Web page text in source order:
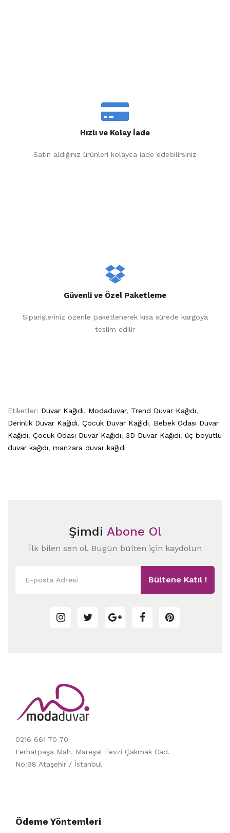
Hızlı ve Kolay İade
Satın aldığınız ürünleri kolayca iade edebilirsiniz
Güvenli ve Özel Paketleme
Siparişleriniz özenle paketlenerek kısa sürede kargoya
teslim edilir
Etiketler: Duvar Kağıdı, Modaduvar, Trend Duvar Kağıdı,
Derinlik Duvar Kağıdı, Çocuk Duvar Kağıdı, Bebek Odası Duvar
Kağıdı, Çocuk Odası Duvar Kağıdı, 3D Duvar Kağıdı, üç boyutlu
duvar kağıdı, manzara duvar kağıdı
Şimdi Abone Ol
İlk bilen sen ol. Bugün bülten için kaydolun
Bültene Katıl !
0216 661 70 70
Ferhatpaşa Mah. Mareşal Fevzi Çakmak Cad.
No:98 Ataşehir / İstanbul
Ödeme Yöntemleri